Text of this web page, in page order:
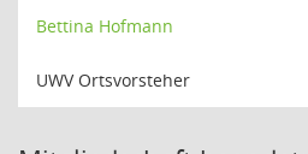
Bettina Hofmann
UWV Ortsvorsteher